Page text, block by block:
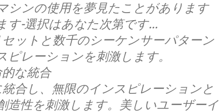
シンの使用を夢見たことがあります
す-選択はあなた次第です...
ットと数千のシーケンサーパターン
レーションを刺激します。
な統合
合し、無限のインスピレーションと
造性を刺激します。美しいユーザーイ